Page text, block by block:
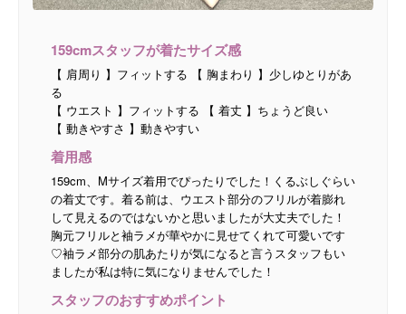
159cmスタッフが着たサイズ感
【 肩周り 】フィットする 【 胸まわり 】少しゆとりがあ
る
【 ウエスト 】フィットする 【 着丈 】ちょうど良い
【 動きやすさ 】動きやすい
着用感
159cm、Mサイズ着用でぴったりでした！くるぶしぐらい
の着丈です。着る前は、ウエスト部分のフリルが着膨れ
して見えるのではないかと思いましたが大丈夫でした！
胸元フリルと袖ラメが華やかに見せてくれて可愛いです
♡袖ラメ部分の肌あたりが気になると言うスタッフもい
ましたが私は特に気になりませんでした！
スタッフのおすすめポイント